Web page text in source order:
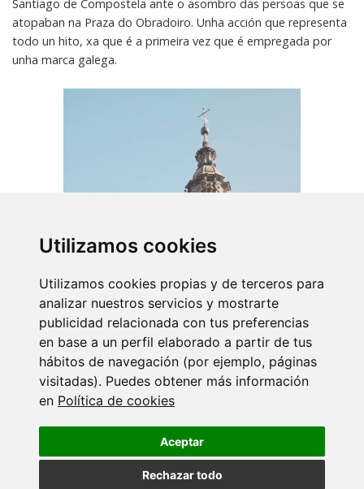
Utilizamos cookies
Utilizamos cookies propias y de terceros para
analizar nuestros servicios y mostrarte
publicidad relacionada con tus preferencias
en base a un perfil elaborado a partir de tus
hábitos de navegación (por ejemplo, páginas
visitadas). Puedes obtener más información
en Política de cookies
Aceptar
Rechazar todo
Santiago de Compostela ante o asombro das persoas que se
atopaban na Praza do Obradoiro. Unha acción que representa
todo un hito, xa que é a primeira vez que é empregada por
unha marca galega.